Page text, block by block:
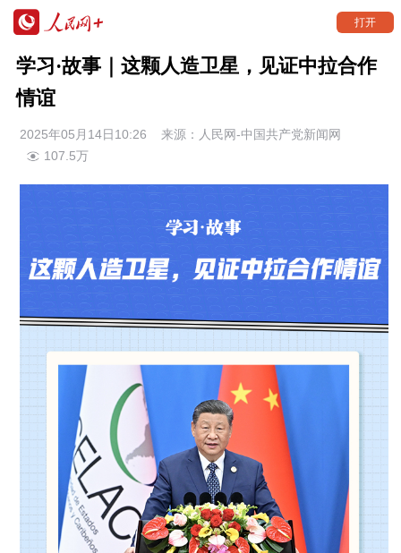
打开
学习·故事｜这颗人造卫星，见证中拉合作
情谊
2025年05月14日10:26 来源： 人民网-中国共产党新闻网
107.5万